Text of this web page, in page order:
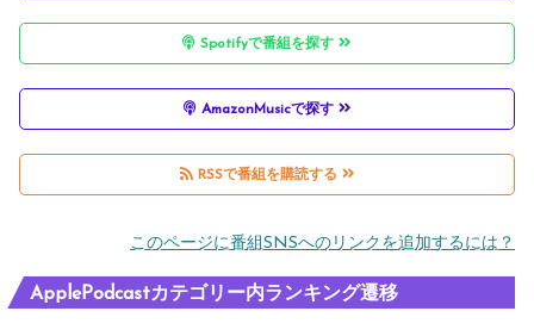
Spotifyで番組を探す
AmazonMusicで探す
RSSで番組を購読する
このページに番組SNSへのリンクを追加するには？
ApplePodcastカテゴリー内ランキング遷移